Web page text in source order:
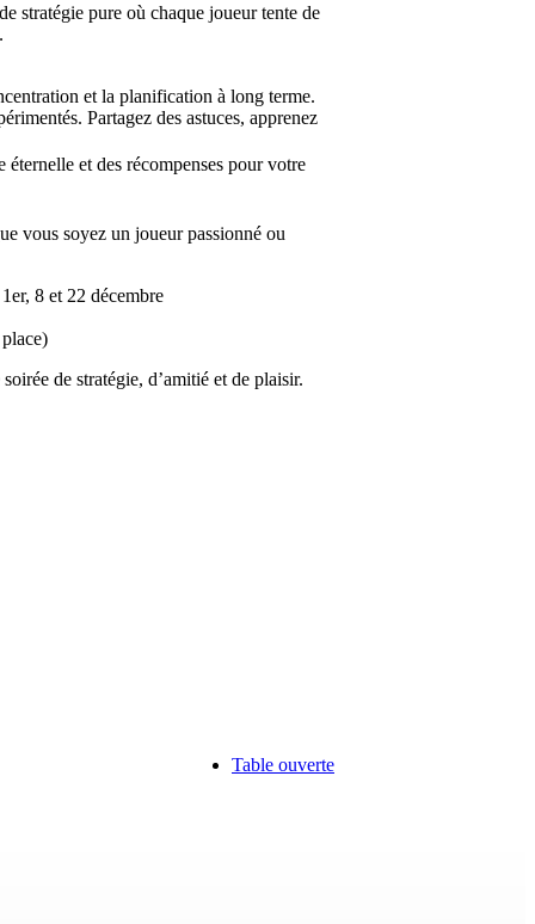
stratégie pure où chaque joueur tente de
et la planification à long terme.
Partagez des astuces, apprenez
et des récompenses pour votre
vous soyez un joueur passionné ou
8 et 22 décembre
de stratégie, d’amitié et de plaisir.
Table ouverte